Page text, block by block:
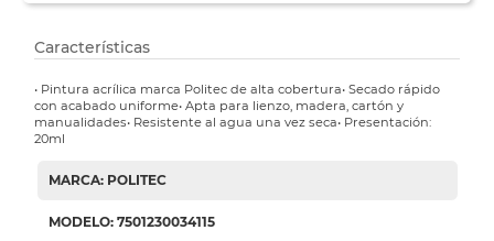
Características
• Pintura acrílica marca Politec de alta cobertura• Secado rápido
con acabado uniforme• Apta para lienzo, madera, cartón y
manualidades• Resistente al agua una vez seca• Presentación:
20ml
MARCA: POLITEC
MODELO: 7501230034115